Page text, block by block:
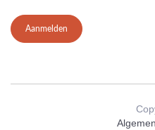
Aanmelden